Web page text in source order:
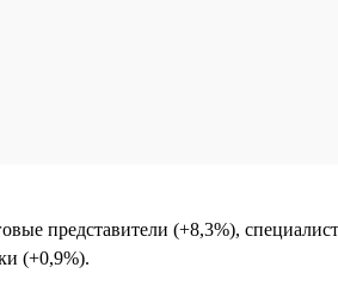
представители (+8,3%),
(+0,9%).